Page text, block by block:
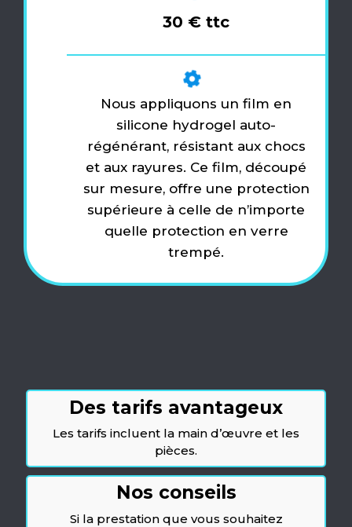
30 € ttc
Nous appliquons un film en
silicone hydrogel auto-
régénérant, résistant aux chocs
et aux rayures. Ce film, découpé
sur mesure, offre une protection
supérieure à celle de n’importe
quelle protection en verre
trempé.
Des tarifs avantageux
Les tarifs incluent la main d’œuvre et les
pièces.
Nos conseils
Si la prestation que vous souhaitez